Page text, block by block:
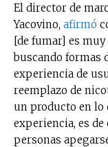
El director de
Yacovino, afirmó
[de fumar] es
buscando formas
experiencia de
reemplazo de
un producto en lo
experiencia, es de
personas